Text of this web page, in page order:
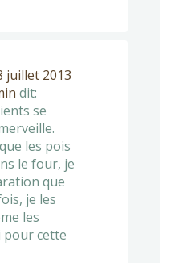
juillet 2013
dit:
se
les pois
le four, je
que
je les
les
pour cette